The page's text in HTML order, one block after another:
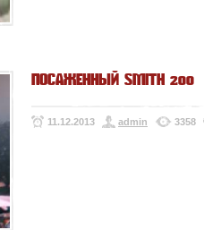
ПОСАЖЕННЫЙ SMITH 200
11.12.2013 admin 3358